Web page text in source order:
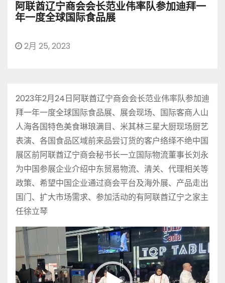
阿联酋辽宁商会会长范业伟率队参加迪拜一
年一度全球国际食品展
2月 25, 2023
2023年2月24日阿联酋辽宁商会会长范业伟率队参加迪
拜一年一度全球国际食品展、展会现场、国际客商人山
人海各国特色美食琳琅满目、米其林三星大厨现场厨艺
表演、各国食品区域前来品尝订货的客户络绎不绝中国
展区前阿联酋辽宁商会秘书长一立国际物流董事长刘永
为中国参展企业介绍中东贸易物流、清关、代理相关等
政策、希望中国企业通过商会平台及海外展、产品走出
国门、扩大市场需求、参加活动的有阿联酋辽宁之家主
任徐立琴
视
播
放